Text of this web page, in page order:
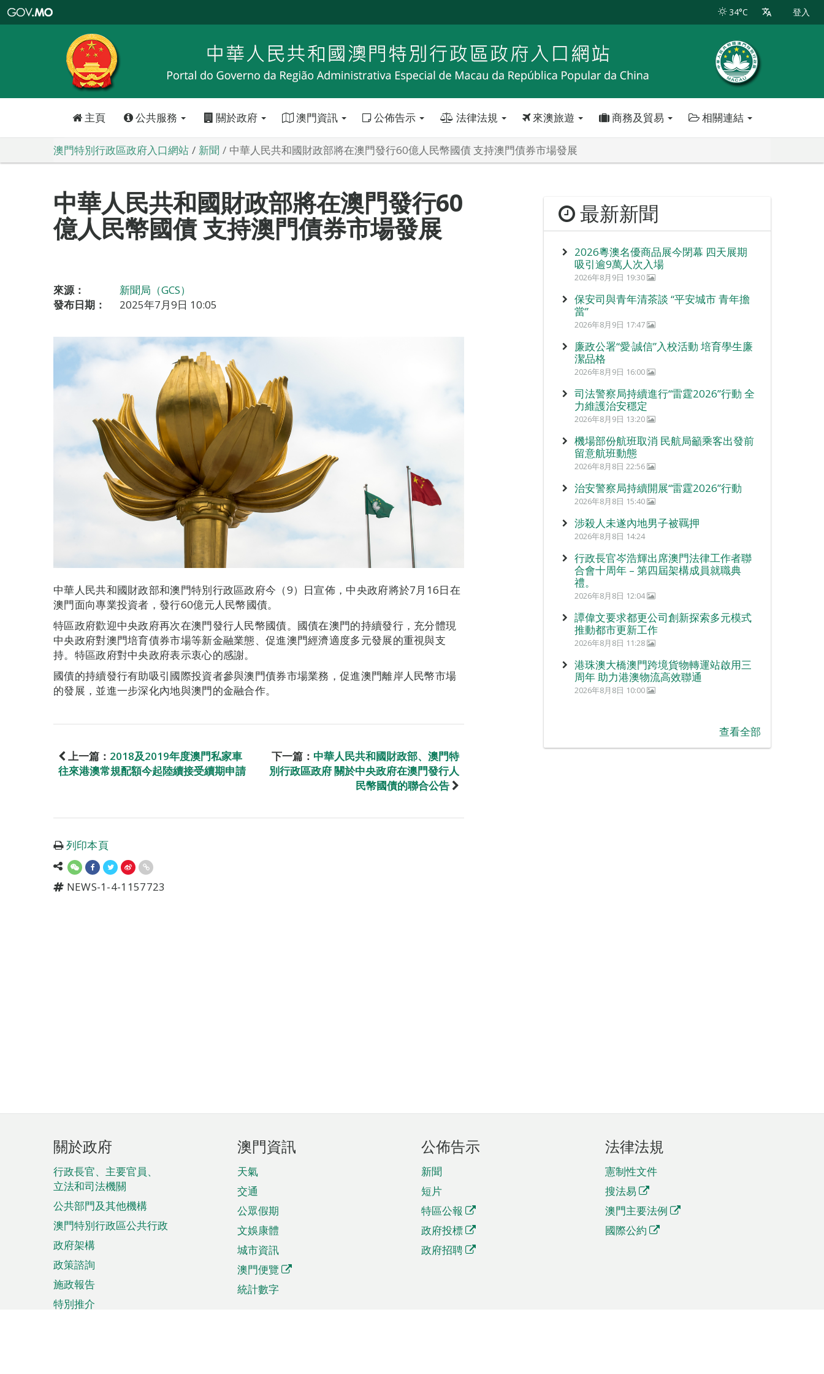
特
政
區
政
口
34°C 登入
主頁 公共服務 關於政府 澳門資訊 公佈告示 法律法規 來澳旅遊 商務及貿易 相關連結
澳門特別行政區政府入口網站 新聞 中華人民共和國財政部將在澳門發行60億人民幣國債 支持澳門債券市場發展
中華人民共和國財政部將在澳門發行60
億人民幣國債 支持澳門債券市場發展
來源：
新聞局（GCS）
發布日期：
2025年7月9日 10:05
中華人民共和國財政部和澳門特別行政區政府今（9）日宣佈，中央政府將於7月16日在
澳門面向專業投資者，發行60億元人民幣國債。
特區政府歡迎中央政府再次在澳門發行人民幣國債。國債在澳門的持續發行，充分體現
中央政府對澳門培育債券市場等新金融業態、促進澳門經濟適度多元發展的重視與支
持。特區政府對中央政府表示衷心的感謝。
國債的持續發行有助吸引國際投資者參與澳門債券市場業務，促進澳門離岸人民幣市場
的發展，並進一步深化內地與澳門的金融合作。
上一篇： 2018及2019年度澳門私家車
往來港澳常規配額今起陸續接受續期申請
下一篇： 中華人民共和國財政部、澳門特
別行政區政府 關於中央政府在澳門發行人
民幣國債的聯合公告
列印本頁
NEWS-1-4-1157723
最新新聞
2026粵澳名優商品展今閉幕 四天展期
吸引逾9萬人次入場
2026年8月9日 19:30
保安司與青年清茶談 “平安城市 青年擔
當”
2026年8月9日 17:47
廉政公署“愛‧誠信”入校活動 培育學生廉
潔品格
2026年8月9日 16:00
司法警察局持續進行“雷霆2026”行動 全
力維護治安穩定
2026年8月9日 13:20
機場部份航班取消 民航局籲乘客出發前
留意航班動態
2026年8月8日 22:56
治安警察局持續開展“雷霆2026”行動
2026年8月8日 15:40
涉殺人未遂內地男子被羈押
2026年8月8日 14:24
行政長官岑浩輝出席澳門法律工作者聯
合會十周年 – 第四屆架構成員就職典
禮。
2026年8月8日 12:04
譚偉文要求都更公司創新探索多元模式
推動都市更新工作
2026年8月8日 11:28
港珠澳大橋澳門跨境貨物轉運站啟用三
周年 助力港澳物流高效聯通
2026年8月8日 10:00
查看全部
頁
腳
菜
單
關於政府
行政長官、主要官員、
立法和司法機關
公共部門及其他機構
澳門特別行政區公共行政
政府架構
政策諮詢
施政報告
特別推介
澳門資訊
天氣
交通
公眾假期
文娛康體
城市資訊
澳門便覽
統計數字
公佈告示
新聞
短片
特區公報
政府投標
政府招聘
法律法規
憲制性文件
搜法易
澳門主要法例
國際公約